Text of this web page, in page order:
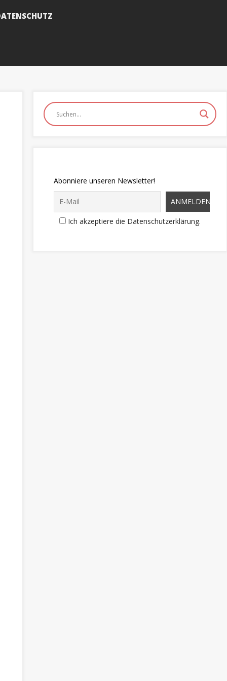
Abonniere unseren Newsletter!
Ich akzeptiere die Datenschutzerklärung.